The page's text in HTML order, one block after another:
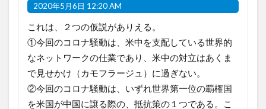
2020年5月6日 12:20 AM
これは、２つの仮説がありえる。
①今回のコロナ騒動は、米中を支配している世界的
なネットワークの仕業であり、米中の対立はあくま
で見せかけ（カモフラージュ）に過ぎない。
②今回のコロナ騒動は、いずれ世界第一位の覇権国
を米国が中国に譲る際の、抵抗策の１つである。こ